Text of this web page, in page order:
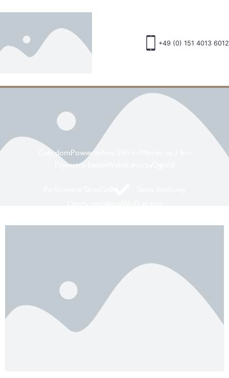
+49 (0) 151 4013 6012
Cały domPowierzchnia 280 m²
Prywatny basen